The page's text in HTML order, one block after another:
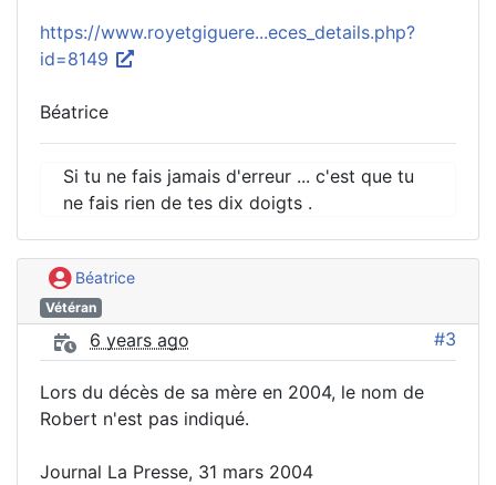
https://www.royetgiguere...eces_details.php?
id=8149
Béatrice
Si tu ne fais jamais d'erreur ... c'est que tu
ne fais rien de tes dix doigts .
Béatrice
Vétéran
6 years ago #3
Lors du décès de sa mère en 2004, le nom de
Robert n'est pas indiqué.
Journal La Presse, 31 mars 2004